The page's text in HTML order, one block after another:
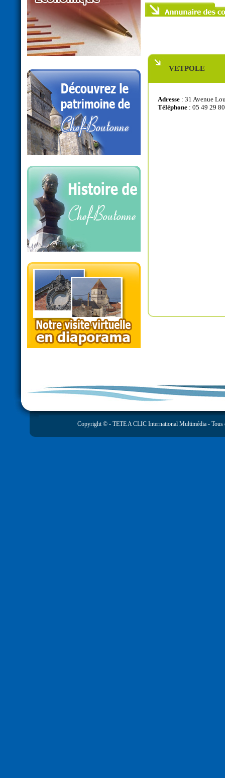
VETPOLE
Adresse : 31 Avenue
Téléphone : 05 49 29
Copyright © - TETE A CLIC International Multimédia - Tous